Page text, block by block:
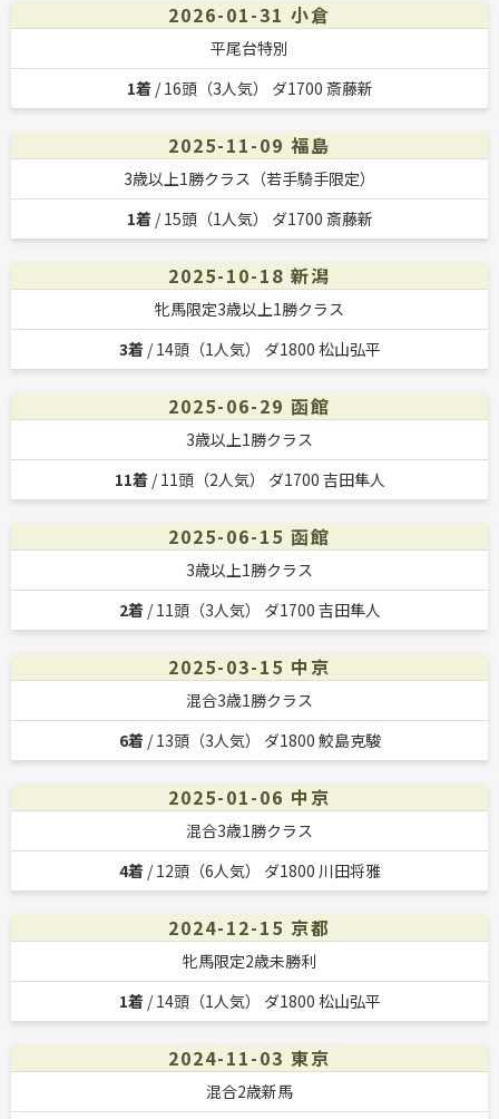
2026-01-31 小倉
平尾台特別
1着/ 16頭（3人気） ダ1700 斎藤新
2025-11-09 福島
3歳以上1勝クラス（若手騎手限定）
1着/ 15頭（1人気） ダ1700 斎藤新
2025-10-18 新潟
牝馬限定3歳以上1勝クラス
3着/ 14頭（1人気） ダ1800 松山弘平
2025-06-29 函館
3歳以上1勝クラス
11着/ 11頭（2人気） ダ1700 吉田隼人
2025-06-15 函館
3歳以上1勝クラス
2着/ 11頭（3人気） ダ1700 吉田隼人
2025-03-15 中京
混合3歳1勝クラス
6着/ 13頭（3人気） ダ1800 鮫島克駿
2025-01-06 中京
混合3歳1勝クラス
4着/ 12頭（6人気） ダ1800 川田将雅
2024-12-15 京都
牝馬限定2歳未勝利
1着/ 14頭（1人気） ダ1800 松山弘平
2024-11-03 東京
混合2歳新馬